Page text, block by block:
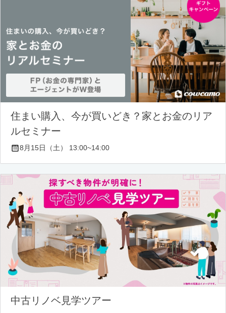
住まい購入、今が買いどき？家とお金のリア
ルセミナー
8月15日（土） 13:00~14:00
中古リノベ見学ツアー